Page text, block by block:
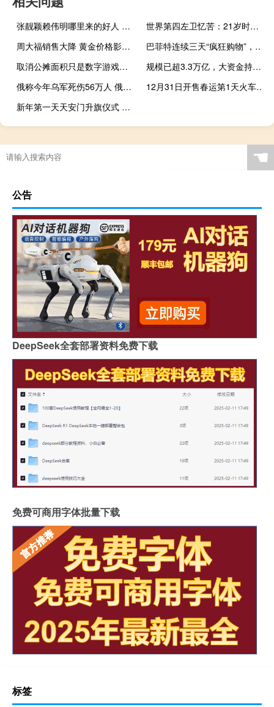
张靓颖赖伟明哪里来的好人 姐弟恋超甜氛围
世界第四左卫忆苦：21岁时意乙都不要我 两位国米贵人出手拯救 蓝黑情深
周大福销售大降 黄金价格影响消费欲
巴菲特连续三天“疯狂购物”，西方石油一度跳涨逾5% 股神大手笔增持
取消公摊面积只是数字游戏吗 真相如何揭晓
规模已超3.3万亿，大资金持续跑步入场，主力风向转变？本周资金流向揭秘
俄称今年乌军死伤56万人 俄军火力优势明显
12月31日开售春运第1天火车票 春运大幕即将开启
新年第一天天安门升旗仪式 超燃现场直击
☚
公告
DeepSeek全套部署资料免费下载
免费可商用字体批量下载
标签